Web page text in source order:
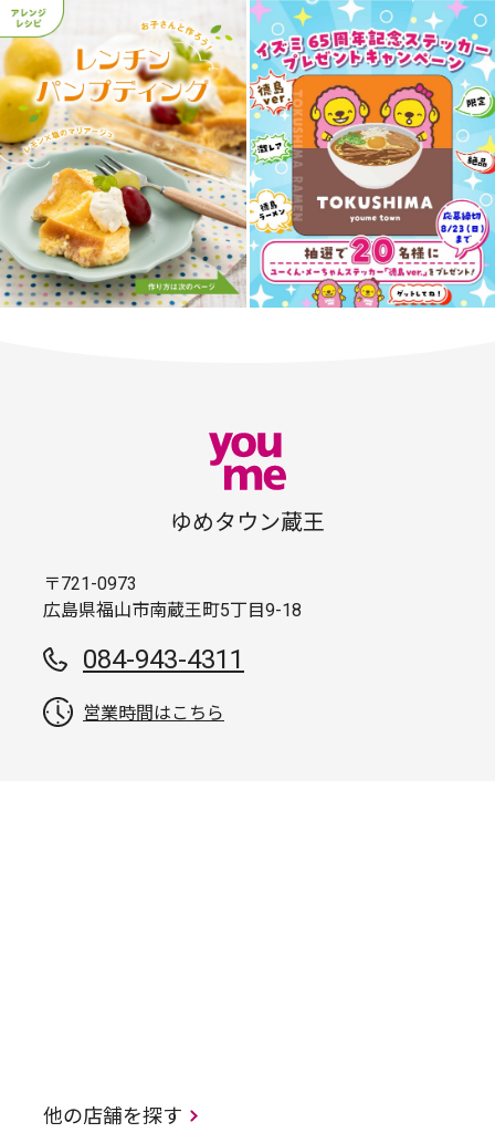
ゆめタウン蔵王
〒721-0973
広島県福山市南蔵王町5丁目9-18
084-943-4311
営業時間はこちら
他の店舗を探す